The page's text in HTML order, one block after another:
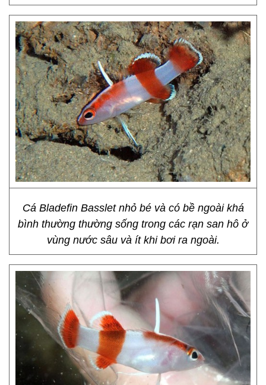
Cá Bladefin Basslet nhỏ bé và có bề ngoài khá
bình thường thường sống trong các rạn san hô ở
vùng nước sâu và ít khi bơi ra ngoài.